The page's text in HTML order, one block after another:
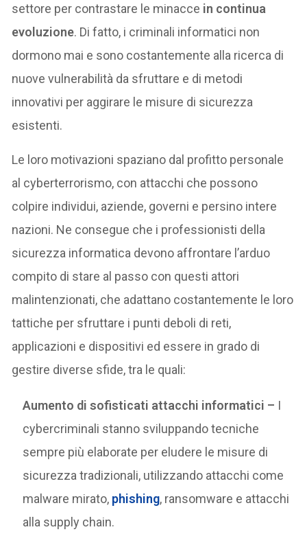
settore per contrastare le minacce in continua
evoluzione. Di fatto, i criminali informatici non
dormono mai e sono costantemente alla ricerca di
nuove vulnerabilità da sfruttare e di metodi
innovativi per aggirare le misure di sicurezza
esistenti.
Le loro motivazioni spaziano dal profitto personale
al cyberterrorismo, con attacchi che possono
colpire individui, aziende, governi e persino intere
nazioni. Ne consegue che i professionisti della
sicurezza informatica devono affrontare l’arduo
compito di stare al passo con questi attori
malintenzionati, che adattano costantemente le loro
tattiche per sfruttare i punti deboli di reti,
applicazioni e dispositivi ed essere in grado di
gestire diverse sfide, tra le quali:
Aumento di sofisticati attacchi informatici – I
cybercriminali stanno sviluppando tecniche
sempre più elaborate per eludere le misure di
sicurezza tradizionali, utilizzando attacchi come
malware mirato, phishing, ransomware e attacchi
alla supply chain.